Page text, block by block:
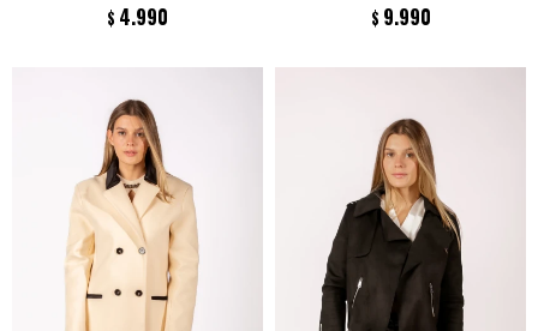
$ 4.990 $ 9.990